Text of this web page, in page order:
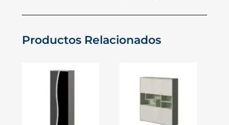
Productos Relacionados